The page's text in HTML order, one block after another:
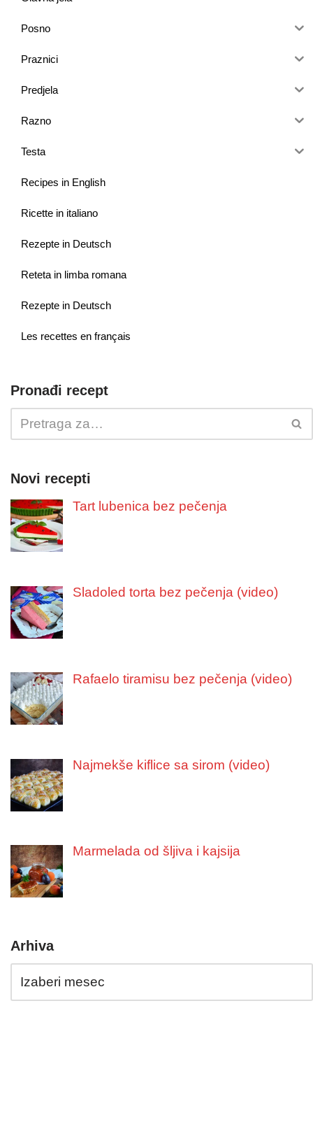
Posno
Praznici
Predjela
Razno
Testa
Recipes in English
Ricette in italiano
Rezepte in Deutsch
Reteta in limba romana
Rezepte in Deutsch
Les recettes en français
Pronađi recept
Novi recepti
Tart lubenica bez pečenja
Sladoled torta bez pečenja (video)
Rafaelo tiramisu bez pečenja (video)
Najmekše kiflice sa sirom (video)
Marmelada od šljiva i kajsija
Arhiva